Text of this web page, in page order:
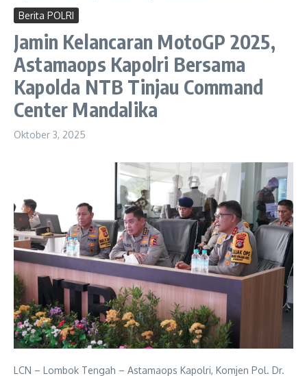
Berita POLRI
Jamin Kelancaran MotoGP 2025,
Astamaops Kapolri Bersama
Kapolda NTB Tinjau Command
Center Mandalika
Oktober 3, 2025
LCN – Lombok Tengah – Astamaops Kapolri, Komjen Pol. Dr.